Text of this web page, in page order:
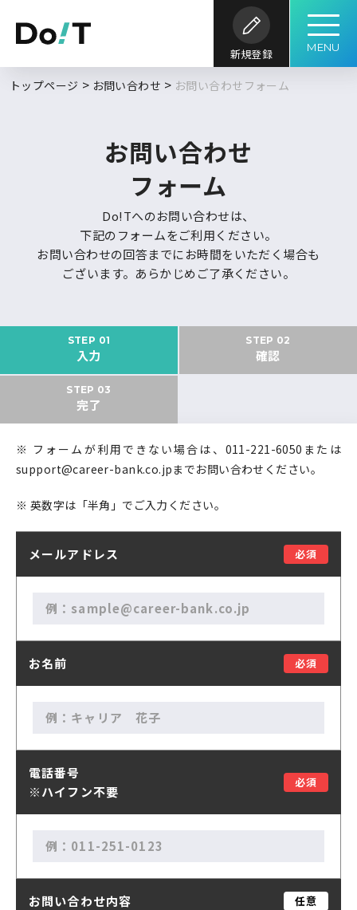
新規登録 MENU
DoITについて
サービス概要 求人特集 よくあるご質問
運営会社について
企業担当者の方へ
お問い合わせ
ブックマーク
新着求人一覧
ログイン 新規登録
検索履歴はありません。
勤務地 職種 開発内容
ツール
条件
関東
東海
中国・四国
九州・沖縄
トップページ お問い合わせ お問い合わせフォーム
お問い合わせ
フォーム
Do!Tへのお問い合わせは、
下記のフォームをご利用ください。
お問い合わせの回答までにお時間をいただく場合も
ございます。あらかじめご了承ください。
STEP 01
入力
STEP 02
確認
STEP 03
完了
※ フォームが利用できない場合は、011-221-6050または
support@career-bank.co.jpまでお問い合わせください。
※ 英数字は「半角」でご入力ください。
メールアドレス 必須
お名前 必須
電話番号
※ハイフン不要
必須
お問い合わせ内容 任意